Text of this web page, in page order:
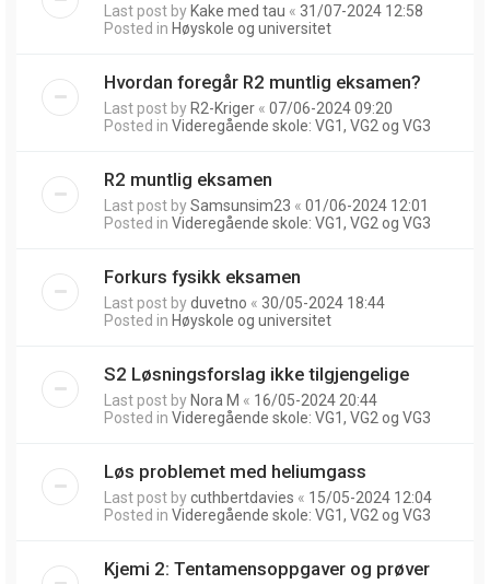
Last post by Kake med tau « 31/07-2024 12:58
Posted in Høyskole og universitet
Hvordan foregår R2 muntlig eksamen?
Last post by R2-Kriger « 07/06-2024 09:20
Posted in Videregående skole: VG1, VG2 og VG3
R2 muntlig eksamen
Last post bySamsunsim23 « 01/06-2024 12:01
Posted in Videregående skole: VG1, VG2 og VG3
Forkurs fysikk eksamen
Last post byduvetno « 30/05-2024 18:44
Posted in Høyskole og universitet
S2 Løsningsforslag ikke tilgjengelige
Last post by Nora M « 16/05-2024 20:44
Posted in Videregående skole: VG1, VG2 og VG3
Løs problemet med heliumgass
Last post bycuthbertdavies « 15/05-2024 12:04
Posted in Videregående skole: VG1, VG2 og VG3
Kjemi 2: Tentamensoppgaver og prøver